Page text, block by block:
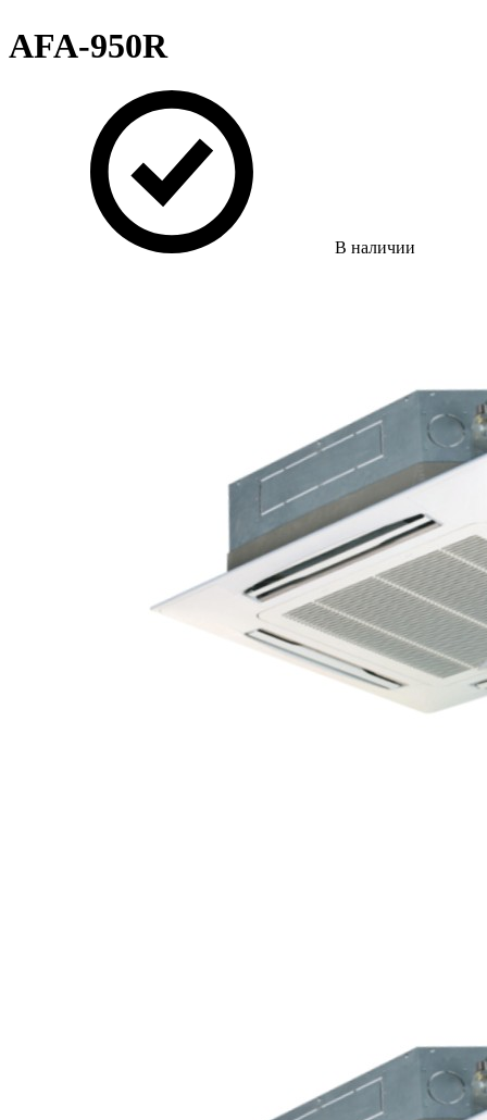
AFA-950R
В наличии